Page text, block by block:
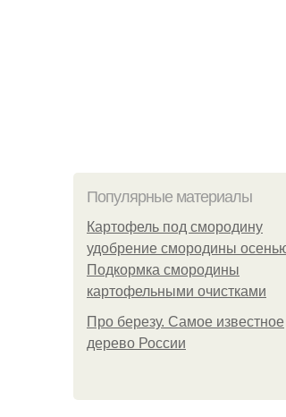
Популярные материалы
Картофель под смородину
удобрение смородины
Подкормка смородины
картофельными очистками
Про березу. Самое известное
дерево России